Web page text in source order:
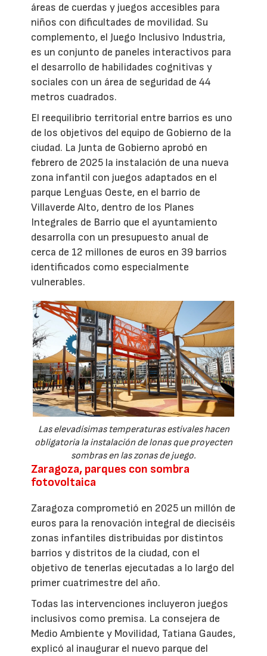
áreas de cuerdas y juegos accesibles para
niños con dificultades de movilidad. Su
complemento, el Juego Inclusivo Industria,
es un conjunto de paneles interactivos para
el desarrollo de habilidades cognitivas y
sociales con un área de seguridad de 44
metros cuadrados.
El reequilibrio territorial entre barrios es uno
de los objetivos del equipo de Gobierno de la
ciudad. La Junta de Gobierno aprobó en
febrero de 2025 la instalación de una nueva
zona infantil con juegos adaptados en el
parque Lenguas Oeste, en el barrio de
Villaverde Alto, dentro de los Planes
Integrales de Barrio que el ayuntamiento
desarrolla con un presupuesto anual de
cerca de 12 millones de euros en 39 barrios
identificados como especialmente
vulnerables.
Las elevadísimas temperaturas estivales hacen
obligatoria la instalación de lonas que proyecten
sombras en las zonas de juego.
Zaragoza, parques con sombra
fotovoltaica
Zaragoza comprometió en 2025 un millón de
euros para la renovación integral de dieciséis
zonas infantiles distribuidas por distintos
barrios y distritos de la ciudad, con el
objetivo de tenerlas ejecutadas a lo largo del
primer cuatrimestre del año.
Todas las intervenciones incluyeron juegos
inclusivos como premisa. La consejera de
Medio Ambiente y Movilidad, Tatiana Gaudes,
explicó al inaugurar el nuevo parque del